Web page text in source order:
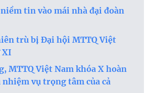
tin vào mái nhà đại đoàn
trù bị Đại hội MTTQ Việt
XI
MTTQ Việt Nam khóa X hoàn
vụ trọng tâm của cả